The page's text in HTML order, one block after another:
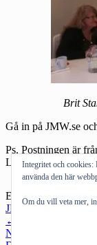
Brit
Gå in på JMW.se
Ps. Postningen är
Länkar upp senare.
Etiketter: Farmor
JMW, talkshow
←
Nästa inlägg
Integritet och cookies:
använda den här
Om du vill veta mer,